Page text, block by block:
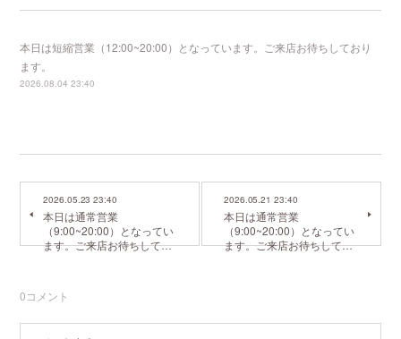
本日は短縮営業（12:00~20:00）となっています。ご来店お待ちしており
ます。
2026.08.04 23:40
2026.05.23 23:40
本日は通常営業
（9:00~20:00）となってい
ます。ご来店お待ちして…
2026.05.21 23:40
本日は通常営業
（9:00~20:00）となってい
ます。ご来店お待ちして…
0コメント